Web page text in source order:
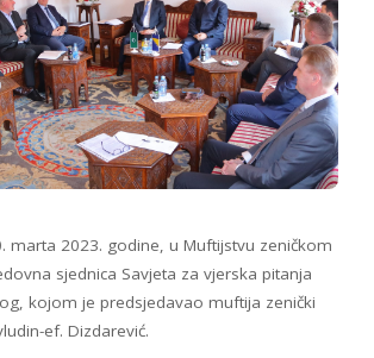
marta 2023. godine, u Muftijstvu zeničkom
sjednica Savjeta za vjerska pitanja
kojom je predsjedavao muftija zenički
ef. Dizdarević.